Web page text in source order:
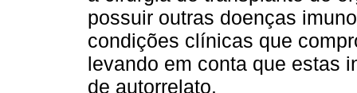
possuir outras doenças
condições clínicas que
levando em conta que estas
de autorrelato.